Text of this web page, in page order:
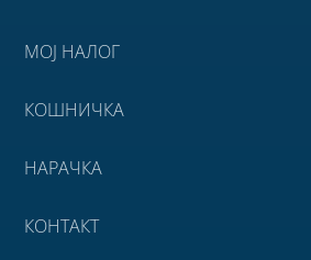
МОЈ НАЛОГ
КОШНИЧКА
НАРАЧКА
КОНТАКТ